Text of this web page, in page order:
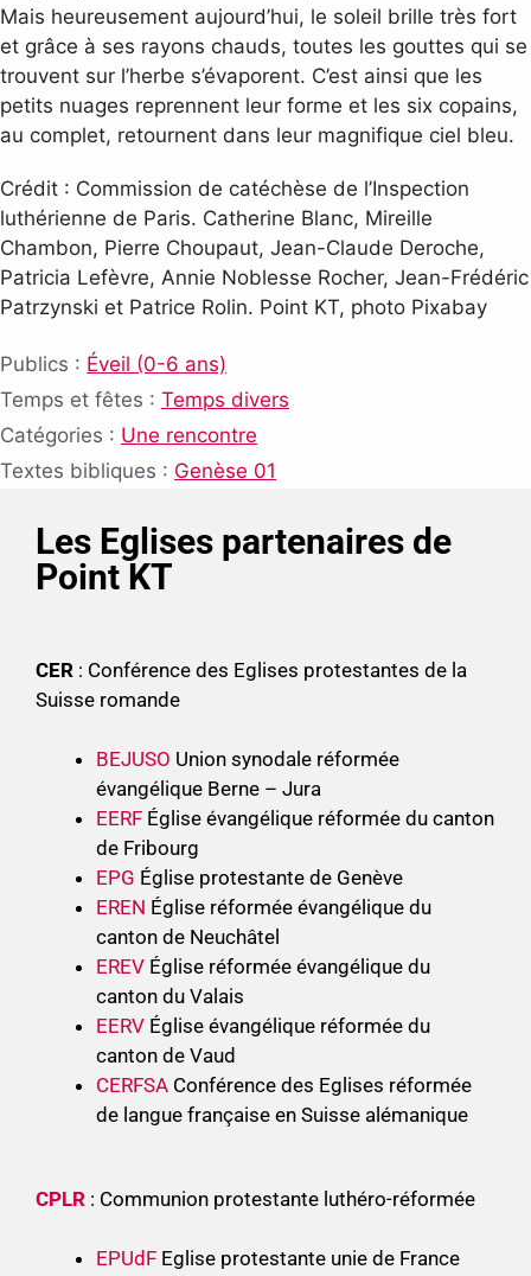
Mais heureusement aujourd’hui, le soleil brille très fort
et grâce à ses rayons chauds, toutes les gouttes qui se
trouvent sur l’herbe s’évaporent. C’est ainsi que les
petits nuages reprennent leur forme et les six copains,
au complet, retournent dans leur magnifique ciel bleu.
Crédit : Commission de catéchèse de l’Inspection
luthérienne de Paris. Catherine Blanc, Mireille
Chambon, Pierre Choupaut, Jean-Claude Deroche,
Patricia Lefèvre, Annie Noblesse Rocher, Jean-Frédéric
Patrzynski et Patrice Rolin. Point KT, photo Pixabay
Publics : Éveil (0-6 ans)
Temps et fêtes : Temps divers
Catégories : Une rencontre
Textes bibliques : Genèse 01
Les Eglises partenaires de
Point KT
CER : Conférence des Eglises protestantes de la
Suisse romande
BEJUSO Union synodale réformée
évangélique Berne – Jura
EERF Église évangélique réformée du canton
de Fribourg
EPG Église protestante de Genève
EREN Église réformée évangélique du
canton de Neuchâtel
EREV Église réformée évangélique du
canton du Valais
EERV Église évangélique réformée du
canton de Vaud
CERFSA Conférence des Eglises réformée
de langue française en Suisse alémanique
CPLR : Communion protestante luthéro-réformée
EPUdF Eglise protestante unie de France